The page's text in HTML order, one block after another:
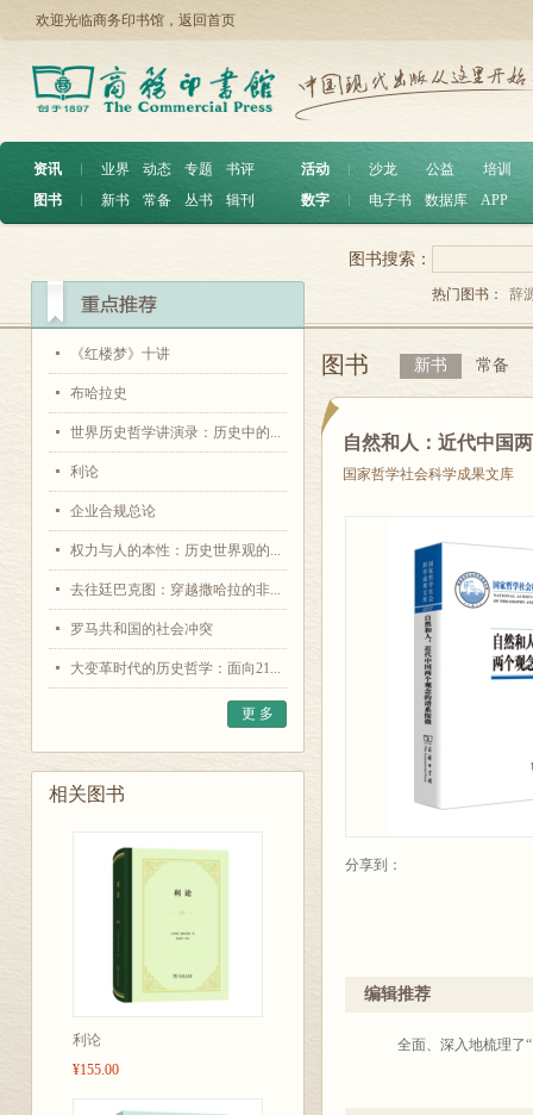
欢迎光临商务印书馆， 返回首页
资讯 ︱ 业界 动态 专题
书评
图书
︱ 新书 常备 丛书 辑刊
活动 沙龙 公益
培训
数字
电子书 数据库 APP
《红楼梦》十讲
布哈拉史
世界历史哲学讲演录：历史中的...
利论
企业合规总论
权力与人的本性：历史世界观的...
去往廷巴克图：穿越撒哈拉的非...
罗马共和国的社会冲突
大变革时代的历史哲学：面向21...
更 多
相关图书
利论
¥155.00
图书搜索：
热门图书： 辞
图书 新书 常备
自然和人：近代中国
国家哲学社会科学成果文库
分享到：
编辑推荐
全面、深入地梳理了“